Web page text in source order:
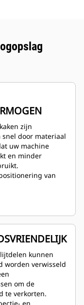
zijn
door materiaal
uw machine
en minder
van
tijdens het
klep zorgt voor
tussen snelheid
snelle
een sterke
productiviteit te
kunnen
worden verwisseld
om de
te verkorten.